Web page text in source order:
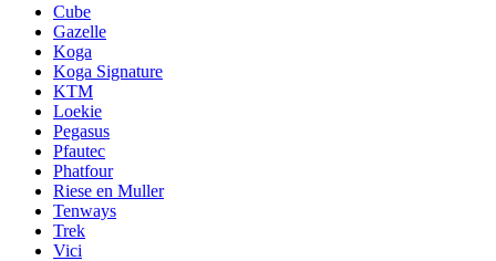
Cube
Gazelle
Koga
Koga Signature
KTM
Loekie
Pegasus
Pfautec
Phatfour
Riese en Muller
Tenways
Trek
Vici